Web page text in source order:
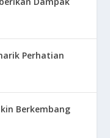
Perhatian
Berkembang